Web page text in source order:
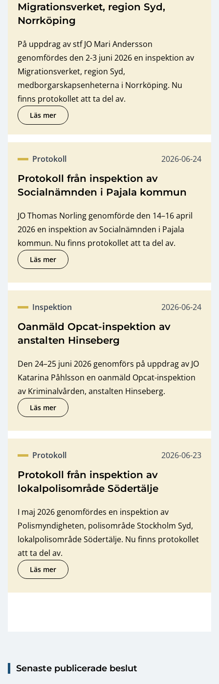
Migrationsverket, region Syd,
Norrköping
På uppdrag av stf JO Mari Andersson
genomfördes den 2-3 juni 2026 en inspektion av
Migrationsverket, region Syd,
medborgarskapsenheterna i Norrköping. Nu
finns protokollet att ta del av.
Läs mer
om Protokoll från inspektion av Migrationsverket,
Kategori
Protokoll Publicerat
2026-06-24
Protokoll från inspektion av
Socialnämnden i Pajala kommun
JO Thomas Norling genomförde den 14–16 april
2026 en inspektion av Socialnämnden i Pajala
kommun. Nu finns protokollet att ta del av.
Läs mer
om Protokoll från inspektion av Socialnämnden i Pajala
Kategori
Inspektion Publicerat
2026-06-24
Oanmäld Opcat-inspektion av
anstalten Hinseberg
Den 24–25 juni 2026 genomförs på uppdrag av JO
Katarina Påhlsson en oanmäld Opcat-inspektion
av Kriminalvården, anstalten Hinseberg.
Läs mer
om Oanmäld Opcat-inspektion av anstalten Hinseberg
Kategori
Protokoll Publicerat
2026-06-23
Protokoll från inspektion av
lokalpolisområde Södertälje
I maj 2026 genomfördes en inspektion av
Polismyndigheten, polisområde Stockholm Syd,
lokalpolisområde Södertälje. Nu finns protokollet
att ta del av.
Läs mer
om Protokoll från inspektion av lokalpolisområde
Senaste publicerade beslut